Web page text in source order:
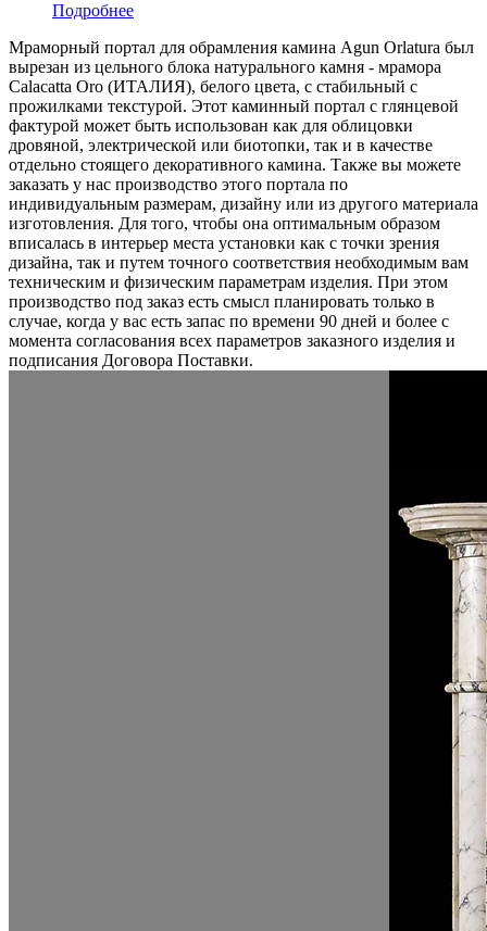
Подробнее
Мраморный портал для обрамления камина Agun Orlatura был
вырезан из цельного блока натурального камня - мрамора
Calacatta Oro (ИТАЛИЯ), белого цвета, c стабильный с
прожилками текстурой. Этот каминный портал с глянцевой
фактурой может быть использован как для облицовки
дровяной, электрической или биотопки, так и в качестве
отдельно стоящего декоративного камина. Также вы можете
заказать у нас производство этого портала по
индивидуальным размерам, дизайну или из другого материала
изготовления. Для того, чтобы она оптимальным образом
вписалась в интерьер места установки как с точки зрения
дизайна, так и путем точного соответствия необходимым вам
техническим и физическим параметрам изделия. При этом
производство под заказ есть смысл планировать только в
случае, когда у вас есть запас по времени 90 дней и более с
момента согласования всех параметров заказного изделия и
подписания Договора Поставки.